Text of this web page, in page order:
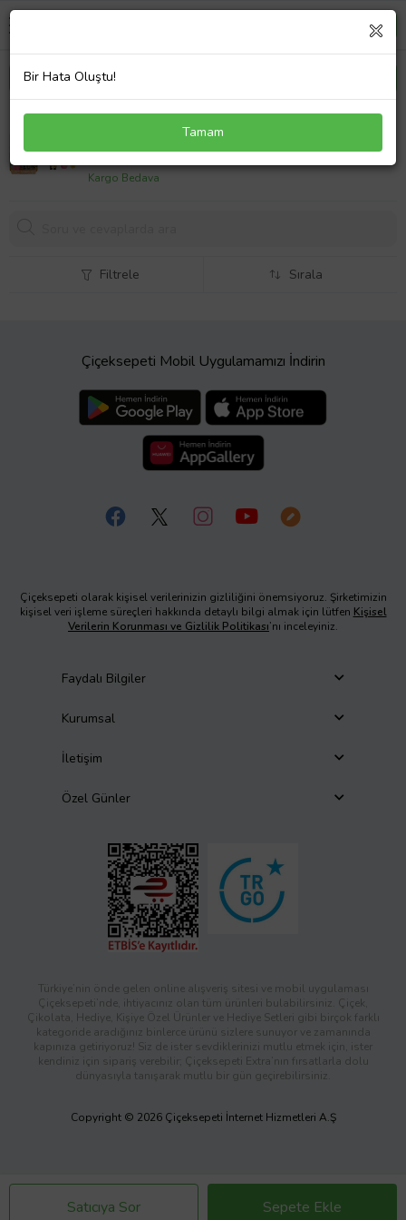
Cry Babies MT Gold Serisi Bebeği Lady CYM19000-
1070,68 TL
Kargo Bedava
Satıcıya Sor Sepete Ekle
Filtrele Sırala
Çiçeksepeti Mobil Uygulamamızı İndirin
Çiçeksepeti olarak kişisel verilerinizin gizliliğini önemsiyoruz. Şirketimizin
kişisel veri işleme süreçleri hakkında detaylı bilgi almak için lütfen Kişisel
Verilerin Korunması ve Gizlilik Politikası’nı inceleyiniz.
Faydalı Bilgiler
Kurumsal
İletişim
Özel Günler
Türkiye’nin önde gelen online alışveriş sitesi ve mobil uygulaması
Çiçeksepeti’nde, ihtiyacınız olan tüm ürünleri bulabilirsiniz. Çiçek,
Çikolata, Hediye, Kişiye Özel Ürünler ve Hediye Setleri gibi birçok farklı
kategoride aradığınız binlerce ürünü sizlere sunuyor ve zamanında
kapınıza getiriyoruz! Siz de ister sevdiklerinizi mutlu etmek için, ister
kendiniz için sipariş verebilir; Çiçeksepeti Extra’nın fırsatlarla dolu
dünyasıyla tanışarak mutlu bir gün geçirebilirsiniz.
Copyright © 2026 Çiçeksepeti İnternet Hizmetleri A.Ş
Bir Hata Oluştu!
Tamam